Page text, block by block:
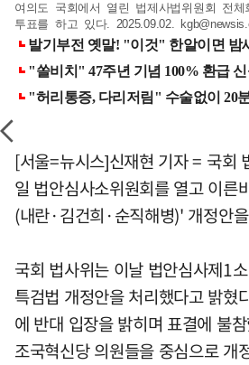
여의도 국회에서 열린 법제사법위원회 전
투표를 하고 있다. 2025.09.02.
[서울=뉴시스]신재현 기자 = 국회
일 법안심사소위원회를 열고 이른
(내란·김건희·순직해병)' 개정안
국회 법사위는 이날 법안심사제1
특검법 개정안을 처리했다고 밝혔
에 반대 입장을 밝히며 표결에 불
조국혁신당 의원들을 중심으로 개